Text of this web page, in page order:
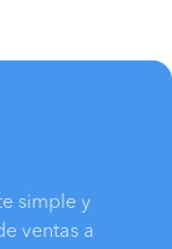
simple y
ventas a